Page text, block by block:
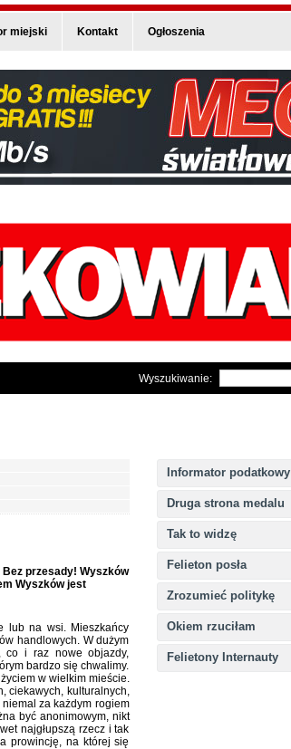
miejski Kontakt Ogłoszenia
Wyszukiwanie:
Informator podatkowy
Druga strona medalu
Tak to widzę
Felieton posła
Zrozumieć politykę
Okiem rzuciłam
Felietony Internauty
przesady! Wyszków
Wyszków jest
lub na wsi. Mieszkańcy
handlowych. W dużym
co i raz nowe objazdy,
bardzo się chwalimy.
w wielkim mieście.
ciekawych, kulturalnych,
za każdym rogiem
być anonimowym, nikt
najgłupszą rzecz i tak
prowincję, na której się